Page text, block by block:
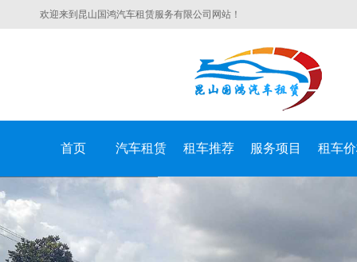
欢迎来到昆山国鸿汽车租赁服务有限公司网站！
昆山国鸿汽车租赁服务有限公司
首页 汽车租赁 租车推荐 服务项目 租车